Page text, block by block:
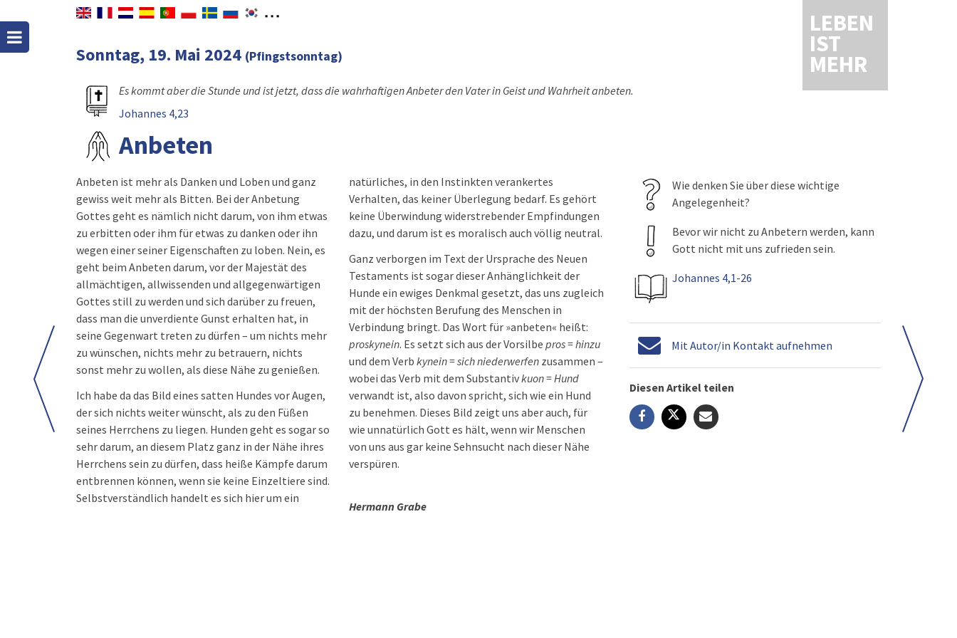
LEBEN
IST
MEHR
Sonntag, 19. Mai 2024 (Pfingstsonntag)
Es kommt aber die Stunde und ist jetzt, dass die wahrhaftigen Anbeter den Vater in Geist und Wahrheit anbeten.
Johannes 4,23
Anbeten
Anbeten ist mehr als Danken und Loben und ganz
gewiss weit mehr als Bitten. Bei der Anbetung
Gottes geht es nämlich nicht darum, von ihm etwas
zu erbitten oder ihm für etwas zu danken oder ihn
wegen einer seiner Eigenschaften zu loben. Nein, es
geht beim Anbeten darum, vor der Majestät des
allmächtigen, allwissenden und allgegenwärtigen
Gottes still zu werden und sich darüber zu freuen,
dass man die unverdiente Gunst erhalten hat, in
seine Gegenwart treten zu dürfen – um nichts mehr
zu wünschen, nichts mehr zu betrauern, nichts
sonst mehr zu wollen, als diese Nähe zu genießen.
Ich habe da das Bild eines satten Hundes vor Augen,
der sich nichts weiter wünscht, als zu den Füßen
seines Herrchens zu liegen. Hunden geht es sogar so
sehr darum, an diesem Platz ganz in der Nähe ihres
Herrchens sein zu dürfen, dass heiße Kämpfe darum
entbrennen können, wenn sie keine Einzeltiere sind.
Selbstverständlich handelt es sich hier um ein
natürliches, in den Instinkten verankertes
Verhalten, das keiner Überlegung bedarf. Es gehört
keine Überwindung widerstrebender Empfindungen
dazu, und darum ist es moralisch auch völlig neutral.
Ganz verborgen im Text der Ursprache des Neuen
Testaments ist sogar dieser Anhänglichkeit der
Hunde ein ewiges Denkmal gesetzt, das uns zugleich
mit der höchsten Berufung des Menschen in
Verbindung bringt. Das Wort für »anbeten« heißt:
proskynein. Es setzt sich aus der Vorsilbepros = hinzu
und dem Verbkynein = sich niederwerfen zusammen –
wobei das Verb mit dem Substantivkuon = Hund
verwandt ist, also davon spricht, sich wie ein Hund
zu benehmen. Dieses Bild zeigt uns aber auch, für
wie unnatürlich Gott es hält, wenn wir Menschen
von uns aus gar keine Sehnsucht nach dieser Nähe
verspüren.
Hermann Grabe
Wie denken Sie über diese wichtige
Angelegenheit?
Bevor wir nicht zu Anbetern werden, kann
Gott nicht mit uns zufrieden sein.
Johannes 4,1-26
Mit Autor/in Kontakt aufnehmen
Diesen Artikel teilen